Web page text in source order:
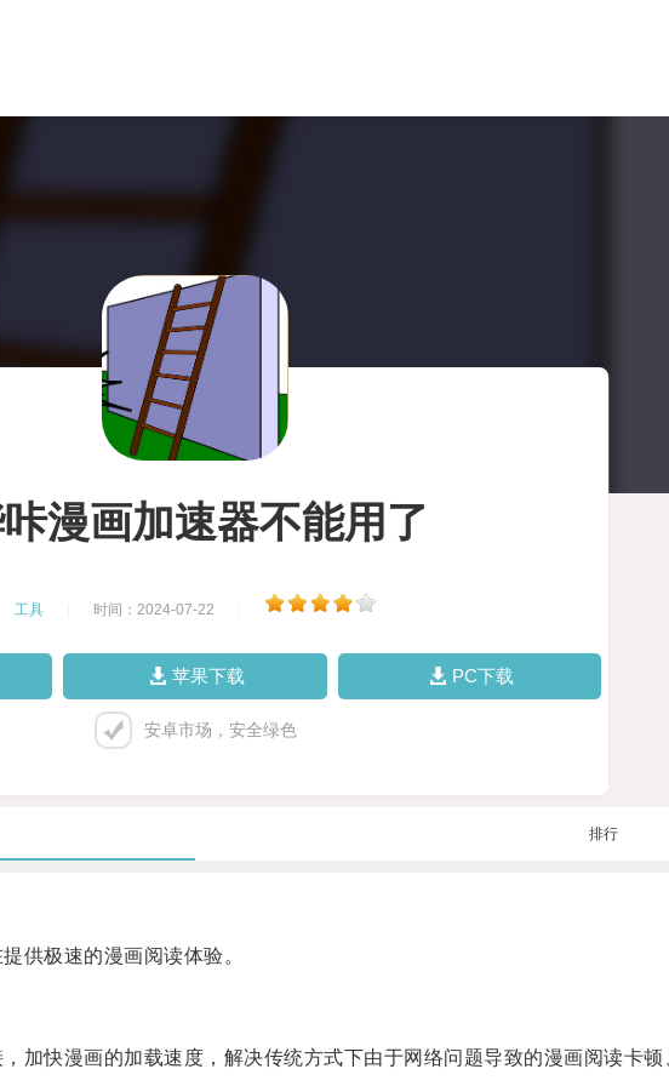
咔漫画加速器不能用了
工具 时间：2024-07-22
苹果下载 PC下载
安卓市场，安全绿色
排行
供极速的漫画阅读体验。
快漫画的加载速度，解决传统方式下由于网络问题导致的漫画阅读卡顿